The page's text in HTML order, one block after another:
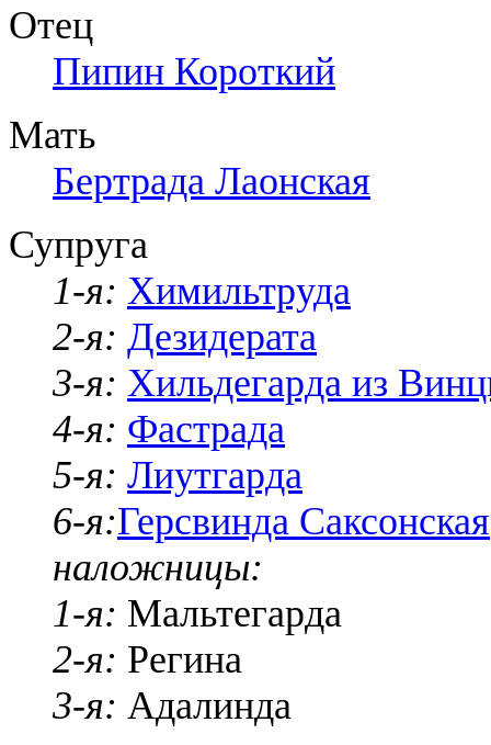
Отец
Пипин Короткий
Мать
Бертрада Лаонская
Супруга
1-я: Химильтруда
2-я: Дезидерата
3-я: Хильдегарда из
4-я: Фастрада
5-я: Лиутгарда
6-я:Герсвинда Саксонская
наложницы:
1-я: Мальтегарда
2-я: Регина
3-я: Адалинда